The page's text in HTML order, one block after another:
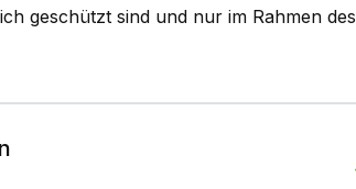
geschützt sind und nur im Rahmen des